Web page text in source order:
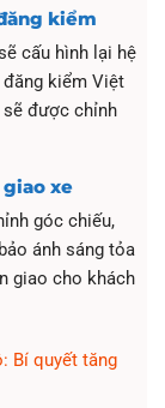
kiểm
cấu hình lại hệ
kiểm Việt
được chỉnh
giao xe
góc chiếu,
ánh sáng tỏa
giao cho khách
Bí quyết tăng